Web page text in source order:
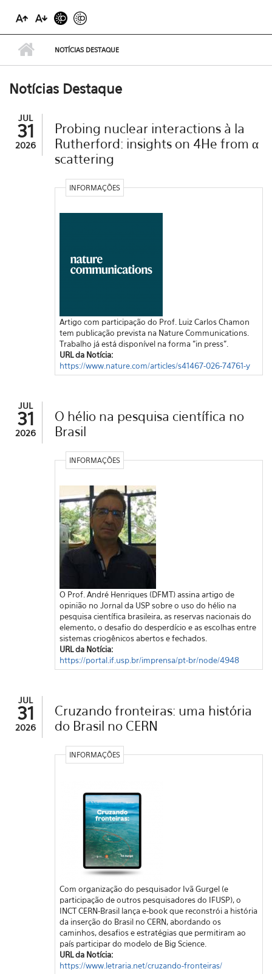
NOTÍCIAS DESTAQUE
Notícias Destaque
JUL
31
2026
Probing nuclear interactions à la
Rutherford: insights on 4He from α
scattering
INFORMAÇÕES
Artigo com participação do Prof. Luiz Carlos Chamon
tem publicação prevista na Nature Communications.
Trabalho já está disponível na forma "in press".
URL da Notícia:
https://www.nature.com/articles/s41467-026-74761-y
JUL
31
2026
O hélio na pesquisa científica no
Brasil
INFORMAÇÕES
O Prof. André Henriques (DFMT) assina artigo de
opinião no Jornal da USP sobre o uso do hélio na
pesquisa científica brasileira, as reservas nacionais do
elemento, o desafio do desperdício e as escolhas entre
sistemas criogênicos abertos e fechados.
URL da Notícia:
https://portal.if.usp.br/imprensa/pt-br/node/4948
JUL
31
2026
Cruzando fronteiras: uma história
do Brasil no CERN
INFORMAÇÕES
Com organização do pesquisador Ivã Gurgel (e
participação de outros pesquisadores do IFUSP), o
INCT CERN-Brasil lança e-book que reconstrói a história
da inserção do Brasil no CERN, abordando os
caminhos, desafios e estratégias que permitiram ao
país participar do modelo de Big Science.
URL da Notícia:
https://www.letraria.net/cruzando-fronteiras/